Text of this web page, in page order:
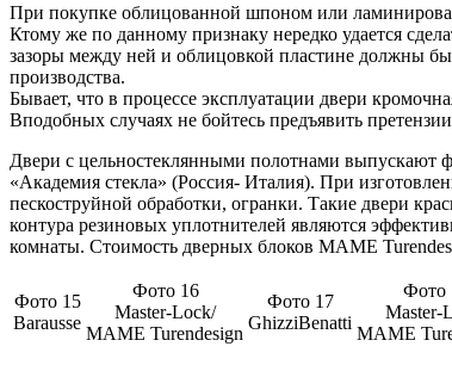
При покупке облицованной шпоном или
Ктому же по данному признаку нередко удается
зазоры между ней и облицовкой пластине должны
производства.
Бывает, что в процессе эксплуатации двери
Вподобных случаях не бойтесь предъявить
Двери с цельностеклянными полотнами выпускают
«Академия стекла» (Россия- Италия). При
пескоструйной обработки, огранки. Такие двери
контура резиновых уплотнителей являются
комнаты. Стоимость дверных блоков MAME
Фото 15
Barausse
Фото 16
Master-Lock/
MAME Turendesign
Фото 17
GhizziBenatti
Фото
Master-
MAME